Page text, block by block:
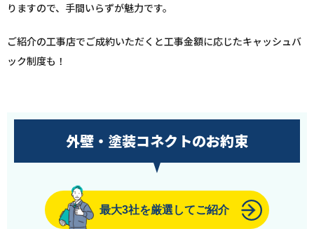
りますので、手間いらずが魅力です。
ご紹介の工事店でご成約いただくと工事金額に応じたキャッシュバ
ック制度も！
外壁・塗装コネクトのお約束
最大3社を厳選してご紹介